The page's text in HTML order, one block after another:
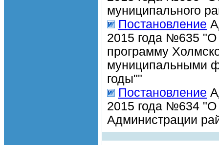
муниципального
Постановление
2015 года №635 "О
программу
муниципальными
годы""
Постановление
2015 года №634 "О
Администрации